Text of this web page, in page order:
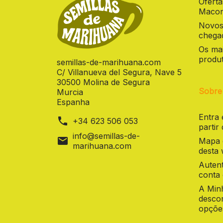
semillas-de-marihuana.com
C/ Villanueva del Segura, Nave 5
30500 Molina de Segura
Murcia
Espanha
phone +34 623 506 053
mail info@semillas-de-
marihuana.com
Os
Entra
partir
Mapa
desta
conta
A